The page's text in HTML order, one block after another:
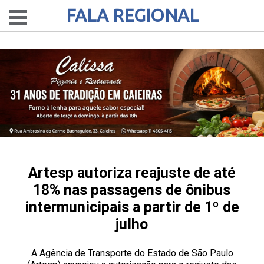
FALA REGIONAL
Artesp autoriza reajuste de até
18% nas passagens de ônibus
intermunicipais a partir de 1º de
julho
A Agência de Transporte do Estado de São Paulo